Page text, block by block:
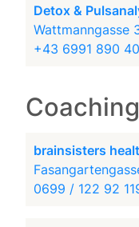
Detox &
Wattmanngasse
+43 6991 890
brainsisters
0699 / 122 92